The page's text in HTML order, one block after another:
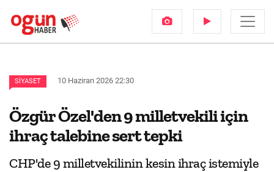
SIYASET 10 Haziran 2026 22:30
Özgür Özel'den 9 milletvekili için
ihraç talebine sert tepki
CHP'de 9 milletvekilinin kesin ihraç istemiyle